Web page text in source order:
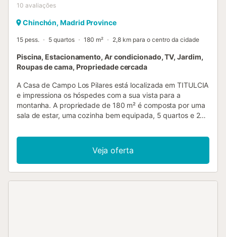
10 avaliações
Chinchón, Madrid Province
15 pess. 5 quartos 180 m² 2,8 km para o centro da cidade
Piscina, Estacionamento, Ar condicionado, TV, Jardim,
Roupas de cama, Propriedade cercada
A Casa de Campo Los Pilares está localizada em TITULCIA
e impressiona os hóspedes com a sua vista para a
montanha. A propriedade de 180 m² é composta por uma
sala de estar, uma cozinha bem equipada, 5 quartos e 2
As comodidades adicionais incluem uma televisão, bem
como ar condicionado. Este alojamento não dispõe de: Wi-
Fi e toalhas. Existem câmaras de segurança e/ou
dispositivos de gravação áudio no local. Este aluguer de
Veja oferta